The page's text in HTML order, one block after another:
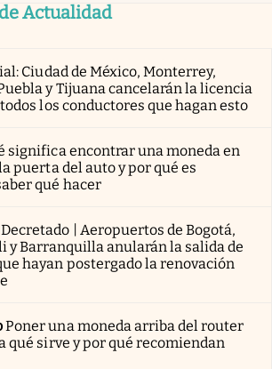
Actualidad
Ciudad de México, Monterrey,
y Tijuana cancelarán la licencia
los conductores que hagan esto
significa encontrar una moneda en
puerta del auto y por qué es
qué hacer
Decretado | Aeropuertos de Bogotá,
y Barranquilla anularán la salida de
hayan postergado la renovación
Poner una moneda arriba del router
qué sirve y por qué recomiendan